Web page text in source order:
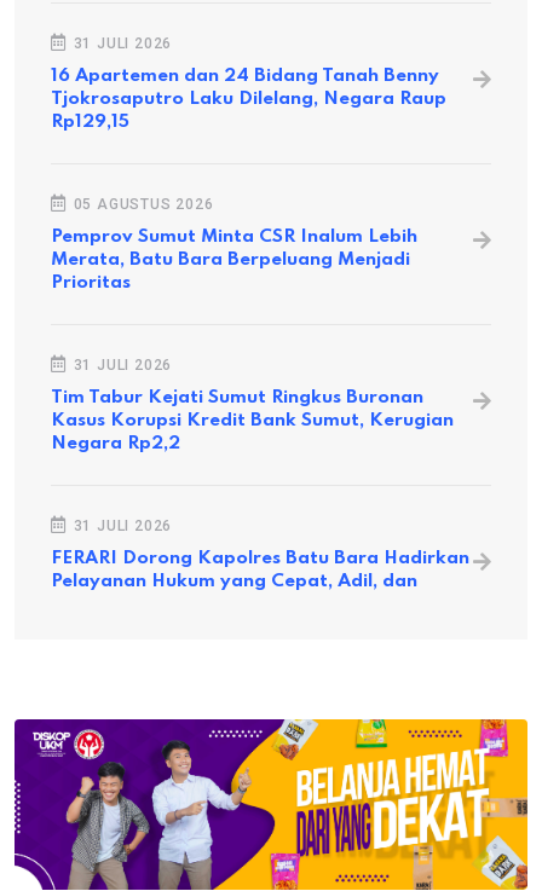
31 JULI 2026
16 Apartemen dan 24 Bidang Tanah Benny
Tjokrosaputro Laku Dilelang, Negara Raup
Rp129,15
05 AGUSTUS 2026
Pemprov Sumut Minta CSR Inalum Lebih
Merata, Batu Bara Berpeluang Menjadi
Prioritas
31 JULI 2026
Tim Tabur Kejati Sumut Ringkus Buronan
Kasus Korupsi Kredit Bank Sumut, Kerugian
Negara Rp2,2
31 JULI 2026
FERARI Dorong Kapolres Batu Bara Hadirkan
Pelayanan Hukum yang Cepat, Adil, dan